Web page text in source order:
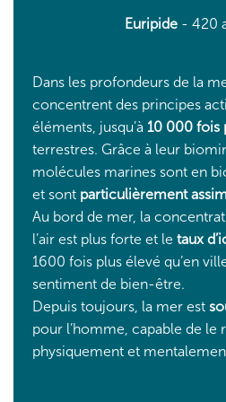
Euripide - 420
Dans les profondeurs de la
concentrent des principes
éléments, jusqu’à 10 000 fois
terrestres. Grâce à leur
molécules marines sont en
et sont particulièrement
Au bord de mer, la
l’air est plus forte et le taux
1600 fois plus élevé qu’en
sentiment de bien-être.
Depuis toujours, la mer est
pour l’homme, capable de le
physiquement et